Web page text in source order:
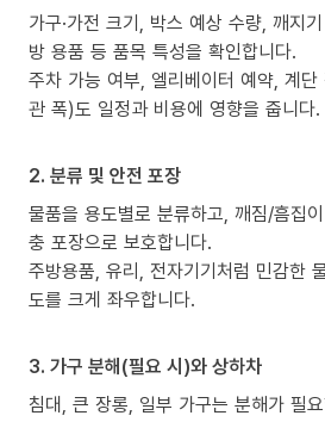
가구·가전 크기, 박스 예상 수량, 깨지
방 용품 등 품목 특성을 확인합니다.
주차 가능 여부, 엘리베이터 예약, 계
관 폭)도 일정과 비용에 영향을 줍니다.
2. 분류 및 안전 포장
물품을 용도별로 분류하고, 깨짐/흠집
충 포장으로 보호합니다.
주방용품, 유리, 전자기기처럼 민감한
도를 크게 좌우합니다.
3. 가구 분해(필요 시)와 상하차
침대, 큰 장롱, 일부 가구는 분해가 필